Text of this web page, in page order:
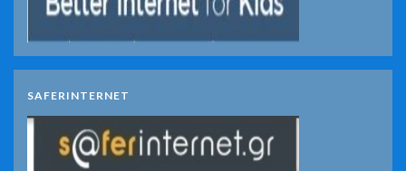
SAFERINTERNET